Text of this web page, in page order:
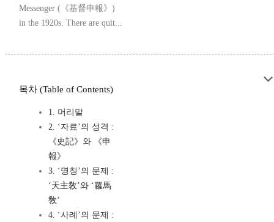
Messenger (《基督申報》)
in the 1920s. There are quit...
목차 (Table of Contents)
1. 머리말
2. ‘자료’의 성격 :
《史記》와 《申
報》
3. ‘명칭’의 문제 :
‘天主敎’와 ‘羅馬
敎’
4. ‘사례’의 문제 :